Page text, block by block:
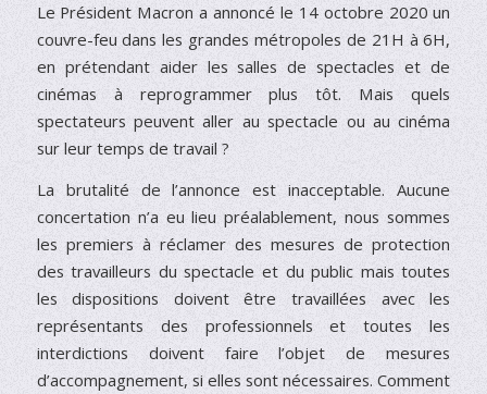
Le Président Macron a annoncé le 14 octobre 2020 un
couvre-feu dans les grandes métropoles de 21H à 6H,
en prétendant aider les salles de spectacles et de
cinémas à reprogrammer plus tôt. Mais quels
spectateurs peuvent aller au spectacle ou au cinéma
sur leur temps de travail ?
La brutalité de l’annonce est inacceptable. Aucune
concertation n’a eu lieu préalablement, nous sommes
les premiers à réclamer des mesures de protection
des travailleurs du spectacle et du public mais toutes
les dispositions doivent être travaillées avec les
représentants des professionnels et toutes les
interdictions doivent faire l’objet de mesures
d’accompagnement, si elles sont nécessaires. Comment